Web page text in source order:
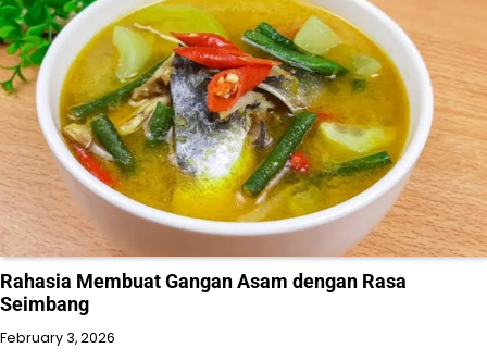
Rahasia Membuat Gangan Asam dengan Rasa
Seimbang
February 3, 2026